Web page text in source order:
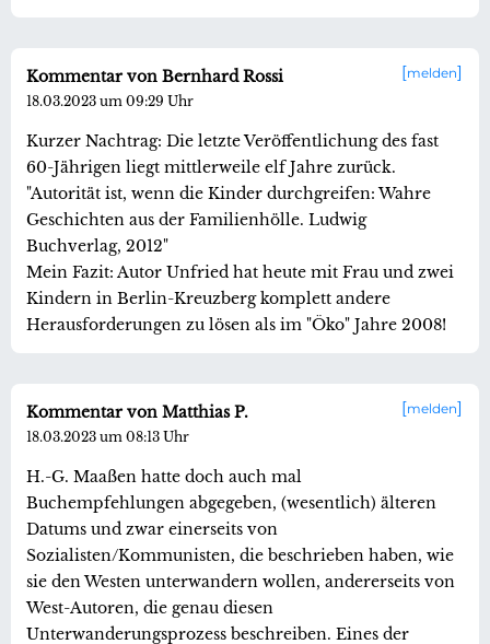
melden
Kommentar von Bernhard Rossi
18.03.2023 um 09:29 Uhr
Kurzer Nachtrag: Die letzte Veröffentlichung des fast
60-Jährigen liegt mittlerweile elf Jahre zurück.
"Autorität ist, wenn die Kinder durchgreifen: Wahre
Geschichten aus der Familienhölle. Ludwig
Buchverlag, 2012"
Mein Fazit: Autor Unfried hat heute mit Frau und zwei
Kindern in Berlin-Kreuzberg komplett andere
Herausforderungen zu lösen als im "Öko" Jahre 2008!
melden
Kommentar von Matthias P.
18.03.2023 um 08:13 Uhr
H.-G. Maaßen hatte doch auch mal
Buchempfehlungen abgegeben, (wesentlich) älteren
Datums und zwar einerseits von
Sozialisten/Kommunisten, die beschrieben haben, wie
sie den Westen unterwandern wollen, andererseits von
West-Autoren, die genau diesen
Unterwanderungsprozess beschreiben. Eines der